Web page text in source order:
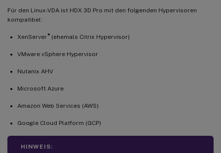
Für den Linux-VDA ist HDX 3D Pro mit den folgenden Hypervisoren
kompatibel:
XenServer ®(ehemals Citrix Hypervisor)
VMware vSphere Hypervisor
Nutanix AHV
Microsoft Azure
Amazon Web Services (AWS)
Google Cloud Platform (GCP)
HINWEIS: